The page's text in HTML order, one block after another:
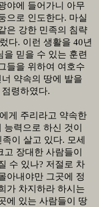
야에 들어가니 아무
으로 인도한다. 마실
은 강한 민족의 침략
다. 이런 생활을 40년
을 믿을 수 있는 훈련
들을 위하여 여호수
약속의 땅에 발을
령하였다.
게 주리라고 약속한
력으로 하신 것이
족이 살고 있다. 모세
장대한 사람들이
수 있나? 저절로 차
아내야만 그곳에 정
가 차지하라 하시는
에 있는 사람들이 땅